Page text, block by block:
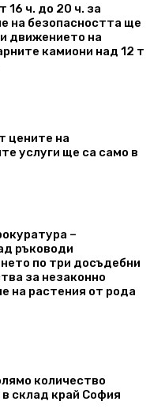
16 ч. до 20 ч. за
на безопасността ще
движението на
камиони над 12 т
цените на
услуги ще са само в
–
ръководи
по три досъдебни
за незаконно
на растения от рода
количество
в склад край София